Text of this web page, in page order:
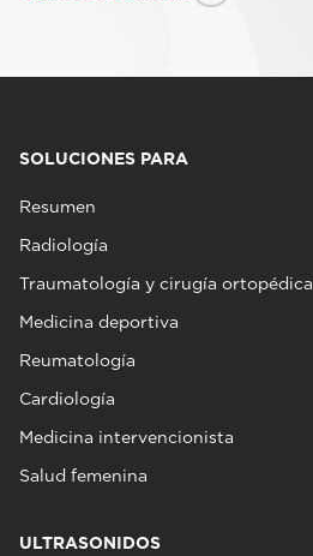
SOLUCIONES PARA
Resumen
Radiología
Traumatología y cirugía ortopédica
Medicina deportiva
Reumatología
Cardiología
Medicina intervencionista
Salud femenina
ULTRASONIDOS